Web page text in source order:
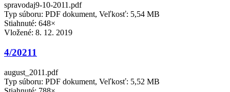
spravodaj9-10-2011.pdf
Typ súboru: PDF dokument, Veľkosť: 5,54 MB
Stiahnuté: 648×
Vložené: 8. 12. 2019
4/20211
august_2011.pdf
Typ súboru: PDF dokument, Veľkosť: 5,52 MB